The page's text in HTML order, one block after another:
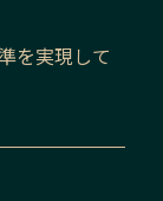
を実現して